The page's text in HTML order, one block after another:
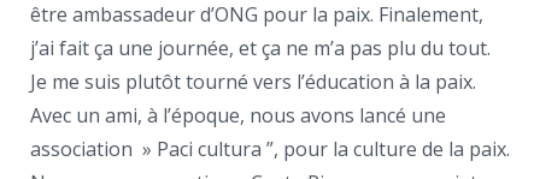
être ambassadeur d’ONG pour la paix. Finalement,
j’ai fait ça une journée, et ça ne m’a pas plu du tout.
Je me suis plutôt tourné vers l’éducation à la paix.
Avec un ami, à l’époque, nous avons lancé une
association » Paci cultura ”, pour la culture de la paix.